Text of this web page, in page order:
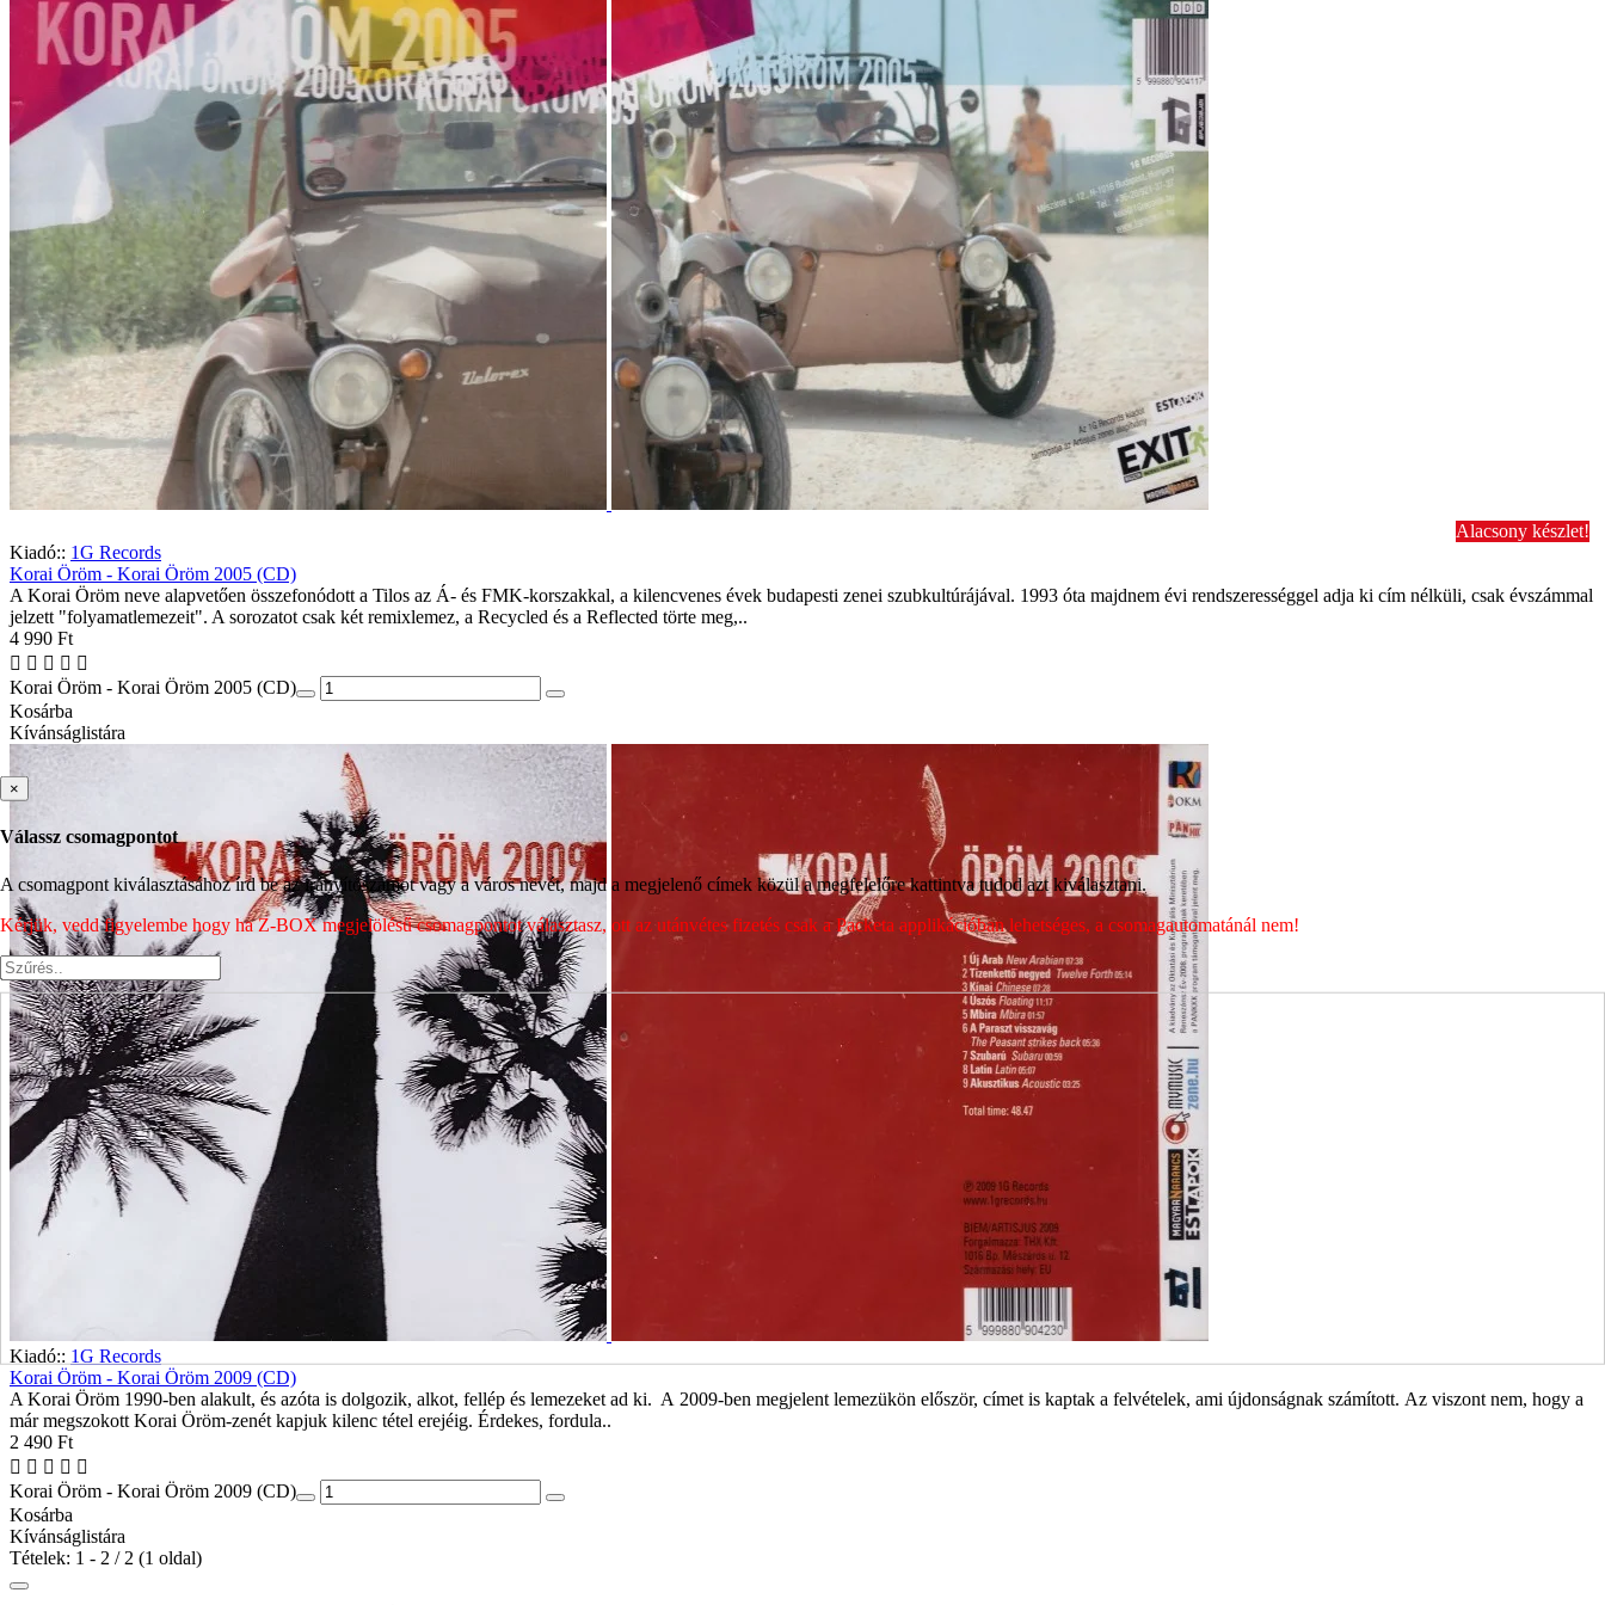
Alacsony készlet!
Kiadó:: 1G Records
Korai Öröm - Korai Öröm 2005 (CD)
A Korai Öröm neve alapvetően összefonódott a Tilos az Á- és FMK-korszakkal, a kilencvenes évek budapesti zenei szubkultúrájával. 1993 óta majdnem évi rendszerességgel adja ki cím nélküli, csak évszámmal
jelzett "folyamatlemezeit". A sorozatot csak két remixlemez, a Recycled és a Reflected törte meg,..
4 990 Ft
Korai Öröm - Korai Öröm 2005 (CD)
Kosárba
Kívánságlistára
Kiadó:: 1G Records
Korai Öröm - Korai Öröm 2009 (CD)
A Korai Öröm 1990-ben alakult, és azóta is dolgozik, alkot, fellép és lemezeket ad ki. A 2009-ben megjelent lemezükön először, címet is kaptak a felvételek, ami újdonságnak számított. Az viszont nem, hogy a
már megszokott Korai Öröm-zenét kapjuk kilenc tétel erejéig. Érdekes, fordula..
2 490 Ft
Korai Öröm - Korai Öröm 2009 (CD)
Kosárba
Kívánságlistára
Tételek: 1 - 2 / 2 (1 oldal)
×
Válassz csomagpontot
A csomagpont kiválasztásához írd be az irányítószámot vagy a város nevét, majd a megjelenő címek közül a megfelelőre kattintva tudod azt kiválasztani.
Kérjük, vedd figyelembe hogy ha Z-BOX megjelölésű csomagpontot választasz, ott az utánvétes fizetés csak a Packeta applikációban lehetséges, a csomagautomatánál nem!